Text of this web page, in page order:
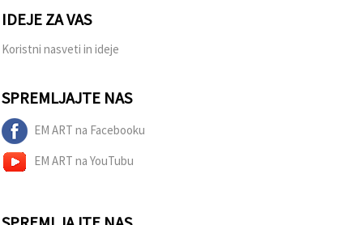
IDEJE ZA VAS
Koristni nasveti in ideje
SPREMLJAJTE NAS
EM ART na Facebooku
EM ART na YouTubu